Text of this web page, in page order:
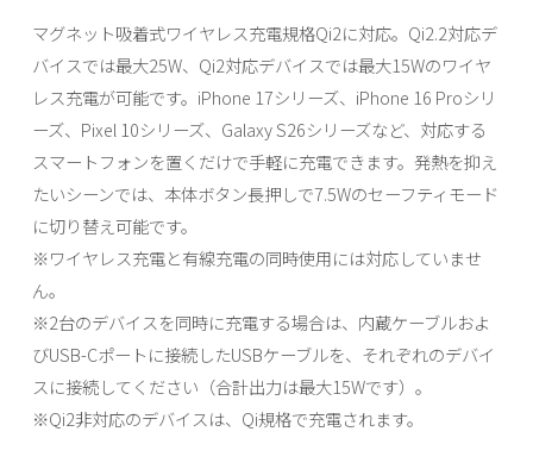
マグネット吸着式ワイヤレス充電規格Qi2に対応。Qi2.2対応デ
バイスでは最大25W、Qi2対応デバイスでは最大15Wのワイヤ
レス充電が可能です。iPhone 17シリーズ、iPhone 16 Proシリ
ーズ、Pixel 10シリーズ、Galaxy S26シリーズなど、対応する
スマートフォンを置くだけで手軽に充電できます。発熱を抑え
たいシーンでは、本体ボタン長押しで7.5Wのセーフティモード
に切り替え可能です。
※ワイヤレス充電と有線充電の同時使用には対応していませ
ん。
※2台のデバイスを同時に充電する場合は、内蔵ケーブルおよ
びUSB-Cポートに接続したUSBケーブルを、それぞれのデバイ
スに接続してください（合計出力は最大15Wです）。
※Qi2非対応のデバイスは、Qi規格で充電されます。